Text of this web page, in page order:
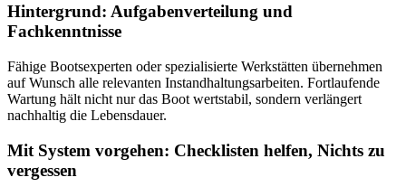
Hintergrund: Aufgabenverteilung und
Fachkenntnisse
Fähige Bootsexperten oder spezialisierte Werkstätten übernehmen
auf Wunsch alle relevanten Instandhaltungsarbeiten. Fortlaufende
Wartung hält nicht nur das Boot wertstabil, sondern verlängert
nachhaltig die Lebensdauer.
Mit System vorgehen: Checklisten helfen, Nichts zu
vergessen